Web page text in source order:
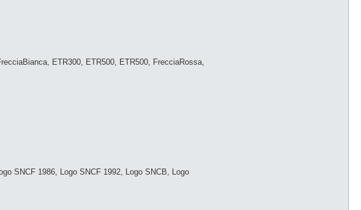
ETR300, ETR500, ETR500, FrecciaRossa,
SNCF 1986, Logo SNCF 1992, Logo SNCB, Logo